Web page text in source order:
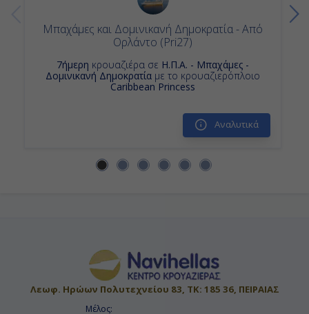
Μπαχάμες και Δομινικανή Δημοκρατία - Από
Ορλάντο (Pri27)
7ήμερη κρουαζιέρα σε Η.Π.Α. - Μπαχάμες -
Δομινικανή Δημοκρατία με το κρουαζιερόπλοιο
Caribbean Princess
Αναλυτικά
Λεωφ. Ηρώων Πολυτεχνείου 83, ΤΚ: 185 36, ΠΕΙΡΑΙΑΣ
Μέλος: